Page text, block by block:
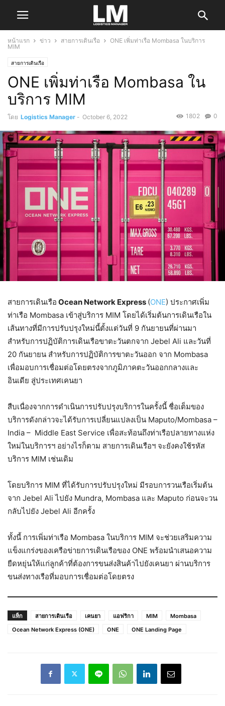
หน้าแรก ข่าว สายการเดินเรือ
ONE เพิ่มท่าเรือ Mombasa ในบริการ
MIM
สายการเดินเรือ
ONE เพิ่มท่าเรือ Mombasa ใน
บริการ MIM
โดย Logistics Manager - October 6, 2022 0
1802
สายการเดินเรือ Ocean Network Express (ONE) ประกาศเพิ่ม
ท่าเรือ Mombasa เข้าสู่บริการ MIM โดยได้เริ่มต้นการเดินเรือใน
เส้นทางที่มีการปรับปรุงใหม่นี้ตั้งแต่วันที่ 9 กันยายนที่ผ่านมา
สำหรับการปฏิบัติการเดินเรือขาตะวันตกจาก Jebel Ali และวันที่
20 กันยายน สำหรับการปฏิบัติการขาตะวันออก จาก Mombasa
เพื่อมอบการเชื่อมต่อโดยตรงจากภูมิภาคตะวันออกกลางและ
อินเดีย สู่ประเทศเคนยา
สืบเนื่องจากการดำเนินการปรับปรุงบริการในครั้งนี้ ชื่อเต็มของ
บริการดังกล่าวจะได้รับการเปลี่ยนแปลงเป็น Maputo/Mombasa –
India – Middle East Service เพื่อสะท้อนถึงท่าเรือปลายทางแห่ง
ใหม่ในบริการฯ อย่างไรก็ตาม สายการเดินเรือฯ จะยังคงใช้รหัส
บริการ MIM เช่นเดิม
โดยบริการ MIM ที่ได้รับการปรับปรุงใหม่ มีรอบการวนเรือเริ่มต้น
จาก Jebel Ali ไปยัง Mundra, Mombasa และ Maputo ก่อนจะวน
กลับไปยัง Jebel Ali อีกครั้ง
ทั้งนี้ การเพิ่มท่าเรือ Mombasa ในบริการ MIM จะช่วยเสริมความ
แข็งแกร่งของเครือข่ายการเดินเรือของ ONE พร้อมนำเสนอความ
ยืดหยุ่นให้แก่ลูกค้าที่ต้องการขนส่งสินค้าไปยังเคนยา ผ่านบริการ
ขนส่งทางเรือที่มอบการเชื่อมต่อโดยตรง
แท็ก สายการเดินเรือ เคนยา แอฟริกา MIM
Mombasa
Ocean Network Express (ONE)
ONE ONE Landing Page